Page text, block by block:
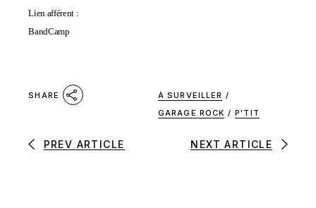
Lien afférent :
BandCamp
SHARE À SURVEILLER /
GARAGE ROCK / P'TIT
PREV ARTICLE NEXT ARTICLE